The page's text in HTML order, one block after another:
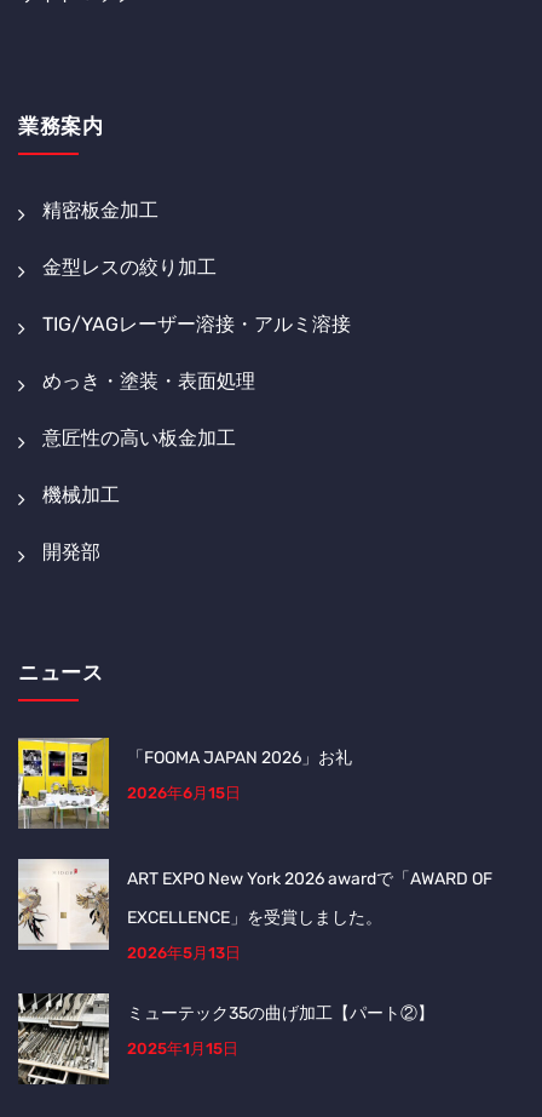
業務案内
精密板金加工
金型レスの絞り加工
TIG/YAGレーザー溶接・アルミ溶接
めっき・塗装・表面処理
意匠性の高い板金加工
機械加工
開発部
ニュース
「FOOMA JAPAN 2026」お礼
2026年6月15日
ART EXPO New York 2026 awardで「AWARD OF
EXCELLENCE」を受賞しました。
2026年5月13日
ミューテック35の曲げ加工【パート②】
2025年1月15日